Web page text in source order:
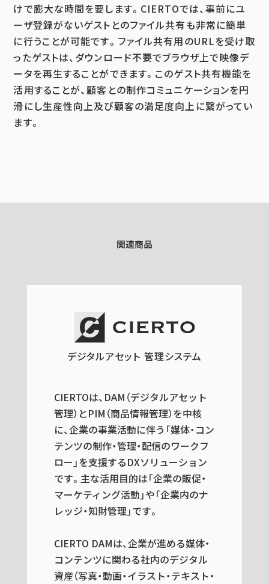
けで膨大な時間を要します。CIERTOでは、事前にユ
ーザ登録がないゲストとのファイル共有も非常に簡単
に行うことが可能です。ファイル共有用のURLを受け取
ったゲストは、ダウンロード不要でブラウザ上で映像デ
ータを再生することができます。このゲスト共有機能を
活用することが、顧客との制作コミュニケーションを円
滑にし生産性向上及び顧客の満足度向上に繋がってい
ます。
関連商品
デジタルアセット 管理システム
CIERTOは、DAM（デジタルアセット
管理）とPIM（商品情報管理）を中核
に、企業の事業活動に伴う「媒体・コン
テンツの制作・管理・配信のワークフ
ロー」を支援するDXソリューション
です。主な活用目的は「企業の販促・
マーケティング活動」や「企業内のナ
レッジ・知財管理」です。
CIERTO DAMは、企業が進める媒体・
コンテンツに関わる社内のデジタル
資産（写真・動画・イラスト・テキスト・